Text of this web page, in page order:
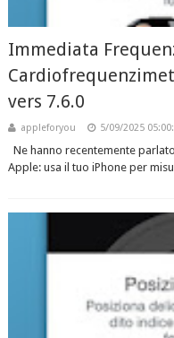
Immediata
vers 7.6.0
appleforyou 5/09/2025
Ne hanno recentemente
Apple: usa il tuo iPhone per